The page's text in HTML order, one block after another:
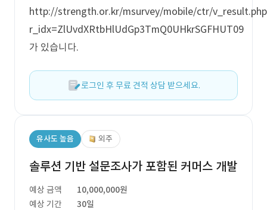
http://strength.or.kr/msurvey/mobile/ctr/
r_idx=ZlUvdXRtbHlUdGp3TmQ0UHkrSGFHUT09
가 있습니다.
로그인 후 무료 견적 상담 받으세요.
유사도 높음 외주
솔루션 기반 설문조사가 포함된 커머스 개발
예상 금액
10,000,000원
예상 기간
30일